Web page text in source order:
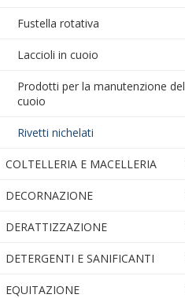
Fustella rotativa
Laccioli in cuoio
Prodotti per la manutenzione del
cuoio
Rivetti nichelati
COLTELLERIA E MACELLERIA
DECORNAZIONE
DERATTIZZAZIONE
DETERGENTI E SANIFICANTI
EQUITAZIONE